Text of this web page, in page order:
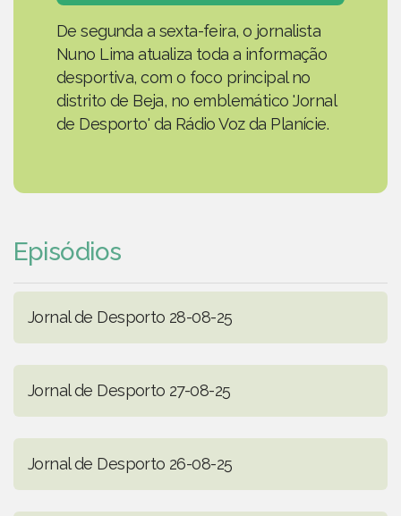
De segunda a sexta-feira, o jornalista
Nuno Lima atualiza toda a informação
desportiva, com o foco principal no
distrito de Beja, no emblemático 'Jornal
de Desporto' da Rádio Voz da Planície.
Episódios
Jornal de Desporto 28-08-25
Jornal de Desporto 27-08-25
Jornal de Desporto 26-08-25